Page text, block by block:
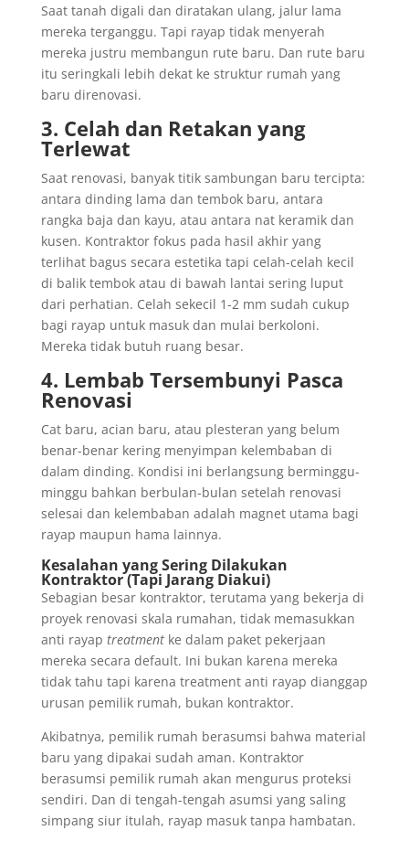
Saat tanah digali dan diratakan ulang, jalur lama
mereka terganggu. Tapi rayap tidak menyerah
mereka justru membangun rute baru. Dan rute baru
itu seringkali lebih dekat ke struktur rumah yang
baru direnovasi.
3. Celah dan Retakan yang
Terlewat
Saat renovasi, banyak titik sambungan baru tercipta:
antara dinding lama dan tembok baru, antara
rangka baja dan kayu, atau antara nat keramik dan
kusen. Kontraktor fokus pada hasil akhir yang
terlihat bagus secara estetika tapi celah-celah kecil
di balik tembok atau di bawah lantai sering luput
dari perhatian. Celah sekecil 1-2 mm sudah cukup
bagi rayap untuk masuk dan mulai berkoloni.
Mereka tidak butuh ruang besar.
4. Lembab Tersembunyi Pasca
Renovasi
Cat baru, acian baru, atau plesteran yang belum
benar-benar kering menyimpan kelembaban di
dalam dinding. Kondisi ini berlangsung berminggu-
minggu bahkan berbulan-bulan setelah renovasi
selesai dan kelembaban adalah magnet utama bagi
rayap maupun hama lainnya.
Kesalahan yang Sering Dilakukan
Kontraktor (Tapi Jarang Diakui)
Sebagian besar kontraktor, terutama yang bekerja di
proyek renovasi skala rumahan, tidak memasukkan
anti rayap treatmentke dalam paket pekerjaan
mereka secara default. Ini bukan karena mereka
tidak tahu tapi karena treatment anti rayap dianggap
urusan pemilik rumah, bukan kontraktor.
Akibatnya, pemilik rumah berasumsi bahwa material
baru yang dipakai sudah aman. Kontraktor
berasumsi pemilik rumah akan mengurus proteksi
sendiri. Dan di tengah-tengah asumsi yang saling
simpang siur itulah, rayap masuk tanpa hambatan.